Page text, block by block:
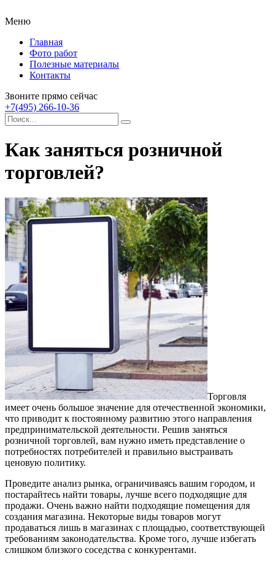
Меню
Главная
Фото работ
Полезные материалы
Контакты
Звоните прямо сейчас
+7(495) 266-10-36
Как заняться розничной
торговлей?
Торговля
имеет очень большое значение для отечественной экономики,
что приводит к постоянному развитию этого направления
предпринимательской деятельности. Решив заняться
розничной торговлей, вам нужно иметь представление о
потребностях потребителей и правильно выстраивать
ценовую политику.
Проведите анализ рынка, ограничиваясь вашим городом, и
постарайтесь найти товары, лучше всего подходящие для
продажи. Очень важно найти подходящие помещения для
создания магазина. Некоторые виды товаров могут
продаваться лишь в магазинах с площадью, соответствующей
требованиям законодательства. Кроме того, лучше избегать
слишком близкого соседства с конкурентами.